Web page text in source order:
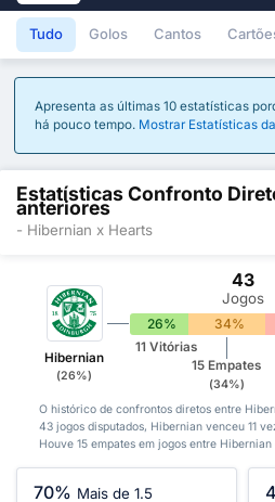
Tudo Golos Cantos
Apresenta as últimas 10 estatísticas
há pouco tempo. Mostrar Estatísticas
Estatísticas Confronto
anteriores
- Hibernian x Hearts
Hibernian
(26%)
43
Jogos
26% 34%
11 Vitórias
15 Empates
(34%)
O histórico de confrontos diretos entre
43 jogos disputados, Hibernian venceu 11
Houve 15 empates em jogos entre Hibernian
70% Mais de 1.5